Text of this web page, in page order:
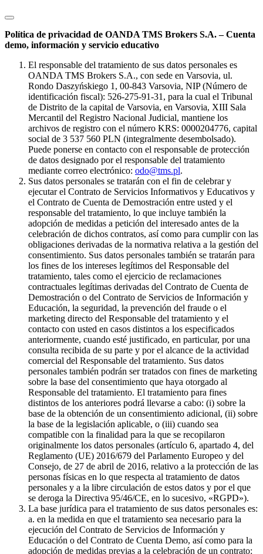
Política de privacidad de OANDA TMS Brokers S.A. – Cuenta
demo, información y servicio educativo
El responsable del tratamiento de sus datos personales es
OANDA TMS Brokers S.A., con sede en Varsovia, ul.
Rondo Daszyńskiego 1, 00-843 Varsovia, NIP (Número de
identificación fiscal): 526-275-91-31, para la cual el Tribunal
de Distrito de la capital de Varsovia, en Varsovia, XIII Sala
Mercantil del Registro Nacional Judicial, mantiene los
archivos de registro con el número KRS: 0000204776, capital
social de 3 537 560 PLN (integralmente desembolsado).
Puede ponerse en contacto con el responsable de protección
de datos designado por el responsable del tratamiento
mediante correo electrónico: odo@tms.pl.
Sus datos personales se tratarán con el fin de celebrar y
ejecutar el Contrato de Servicios Informativos y Educativos y
el Contrato de Cuenta de Demostración entre usted y el
responsable del tratamiento, lo que incluye también la
adopción de medidas a petición del interesado antes de la
celebración de dichos contratos, así como para cumplir con las
obligaciones derivadas de la normativa relativa a la gestión del
consentimiento. Sus datos personales también se tratarán para
los fines de los intereses legítimos del Responsable del
tratamiento, tales como el ejercicio de reclamaciones
contractuales legítimas derivadas del Contrato de Cuenta de
Demostración o del Contrato de Servicios de Información y
Educación, la seguridad, la prevención del fraude o el
marketing directo del Responsable del tratamiento y el
contacto con usted en casos distintos a los especificados
anteriormente, cuando esté justificado, en particular, por una
consulta recibida de su parte y por el alcance de la actividad
comercial del Responsable del tratamiento. Sus datos
personales también podrán ser tratados con fines de marketing
sobre la base del consentimiento que haya otorgado al
Responsable del tratamiento. El tratamiento para fines
distintos de los anteriores podrá llevarse a cabo: (i) sobre la
base de la obtención de un consentimiento adicional, (ii) sobre
la base de la legislación aplicable, o (iii) cuando sea
compatible con la finalidad para la que se recopilaron
originalmente los datos personales (artículo 6, apartado 4, del
Reglamento (UE) 2016/679 del Parlamento Europeo y del
Consejo, de 27 de abril de 2016, relativo a la protección de las
personas físicas en lo que respecta al tratamiento de datos
personales y a la libre circulación de estos datos y por el que
se deroga la Directiva 95/46/CE, en lo sucesivo, «RGPD»).
La base jurídica para el tratamiento de sus datos personales es:
a. en la medida en que el tratamiento sea necesario para la
ejecución del Contrato de Servicios de Información y
Educación o del Contrato de Cuenta Demo, así como para la
adopción de medidas previas a la celebración de un contrato: